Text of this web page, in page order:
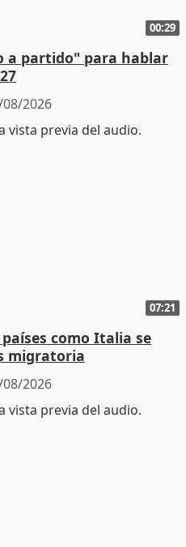
00:29
a partido" para hablar
2026
07:21
como Italia se
migratoria
2026